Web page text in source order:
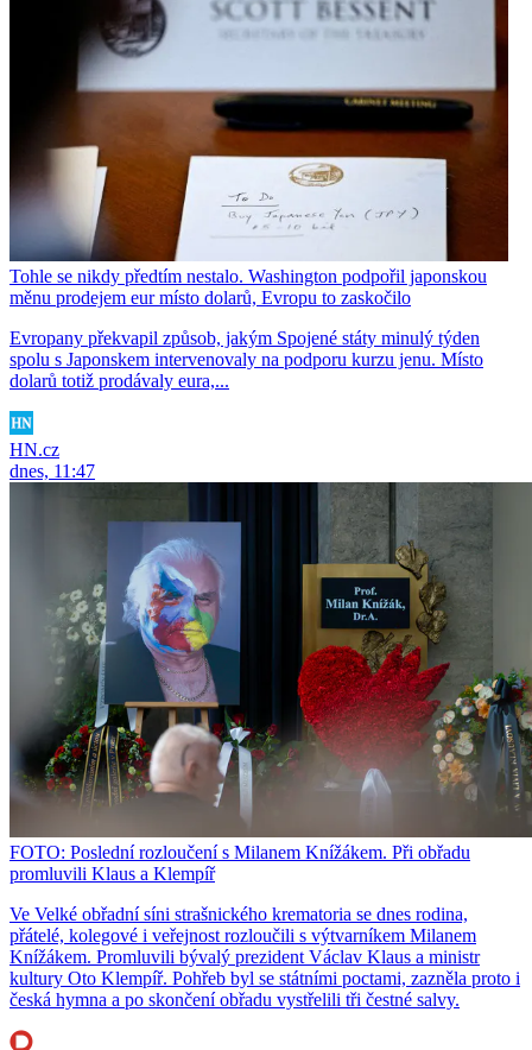
Tohle se nikdy předtím nestalo. Washington podpořil japonskou
měnu prodejem eur místo dolarů, Evropu to zaskočilo
Evropany překvapil způsob, jakým Spojené státy minulý týden
spolu s Japonskem intervenovaly na podporu kurzu jenu. Místo
dolarů totiž prodávaly eura,...
HN.cz
dnes, 11:47
FOTO: Poslední rozloučení s Milanem Knížákem. Při obřadu
promluvili Klaus a Klempíř
Ve Velké obřadní síni strašnického krematoria se dnes rodina,
přátelé, kolegové i veřejnost rozloučili s výtvarníkem Milanem
Knížákem. Promluvili bývalý prezident Václav Klaus a ministr
kultury Oto Klempíř. Pohřeb byl se státními poctami, zazněla proto i
česká hymna a po skončení obřadu vystřelili tři čestné salvy.